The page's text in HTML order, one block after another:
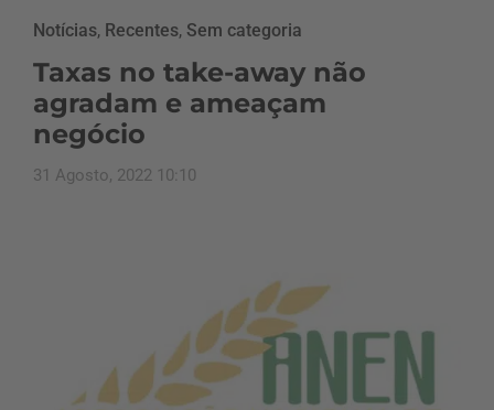
Notícias, Recentes, Sem categoria
Taxas no take-away não
agradam e ameaçam
negócio
31 Agosto, 2022 10:10